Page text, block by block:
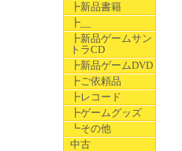
┣新品書籍
┣__
┣新品ゲームサン
トラCD
┣新品ゲームDVD
┣ご依頼品
┣レコード
┣ゲームグッズ
┗その他
中古